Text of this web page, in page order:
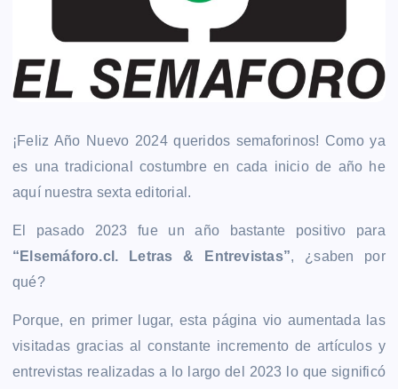
¡Feliz Año Nuevo 2024 queridos semaforinos! Como ya
es una tradicional costumbre en cada inicio de año he
aquí nuestra sexta editorial.
El pasado 2023 fue un año bastante positivo para
“Elsemáforo.cl. Letras & Entrevistas”, ¿saben por
qué?
Porque, en primer lugar, esta página vio aumentada las
visitadas gracias al constante incremento de artículos y
entrevistas realizadas a lo largo del 2023 lo que significó